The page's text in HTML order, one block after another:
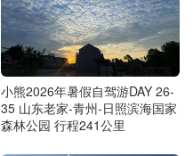
小熊2026年暑假自驾游DAY 26-
35 山东老家-青州-日照滨海国家
森林公园 行程241公里